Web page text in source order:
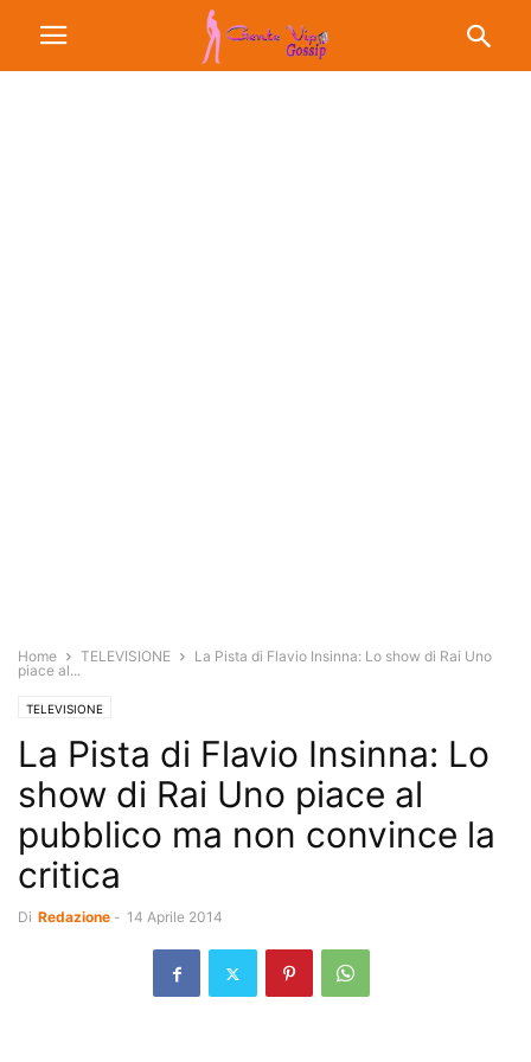
Home TELEVISIONE
La Pista di Flavio Insinna: Lo show di Rai Uno
piace al...
TELEVISIONE
La Pista di Flavio Insinna: Lo
show di Rai Uno piace al
pubblico ma non convince la
critica
Di Redazione - 14 Aprile 2014